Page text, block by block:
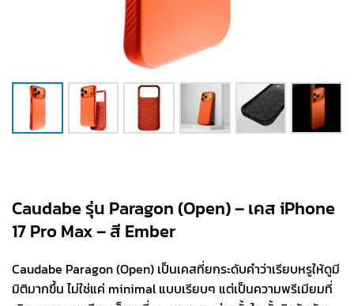
Caudabe รุ่น Paragon (Open) – เคส iPhone
17 Pro Max – สี Ember
Caudabe Paragon (Open) เป็นเคสที่ยกระดับคำว่าเรียบหรูให้ดูมี
มิติมากขึ้น ไม่ใช่แค่ minimal แบบเรียบๆ แต่เป็นความพรีเมียมที่